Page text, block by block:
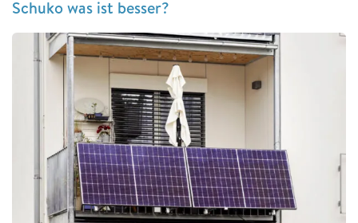
Schuko was ist besser?